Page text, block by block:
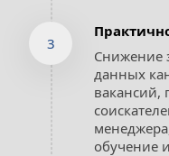
3
Снижение
данных
вакансий,
обучение